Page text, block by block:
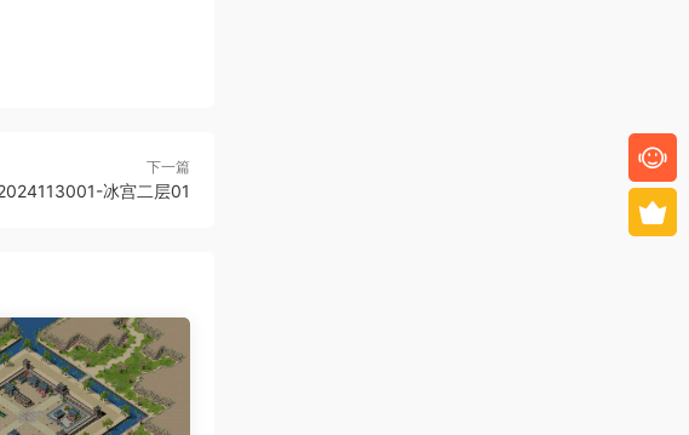
下一篇
冰宫二层01